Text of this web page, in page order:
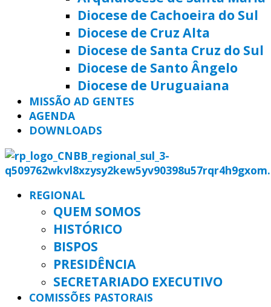
Diocese de Cachoeira do Sul
Diocese de Cruz Alta
Diocese de Santa Cruz do Sul
Diocese de Santo Ângelo
Diocese de Uruguaiana
MISSÃO AD GENTES
AGENDA
DOWNLOADS
REGIONAL
QUEM SOMOS
HISTÓRICO
BISPOS
PRESIDÊNCIA
SECRETARIADO EXECUTIVO
COMISSÕES PASTORAIS